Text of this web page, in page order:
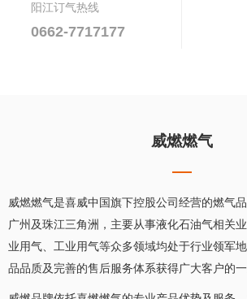
阳江订气热线
0662-7717177
威燃燃气
威燃燃气是喜威中国旗下控股公司经营的燃气
广州及珠江三角洲，主要从事液化石油气相关
业用气、工业用气等众多领域均处于行业领军
品品质及完善的售后服务体系获得广大客户的一